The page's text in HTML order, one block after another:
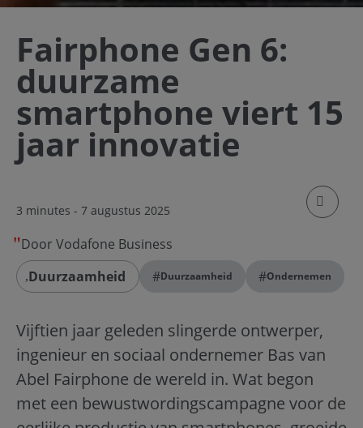
Fairphone Gen 6:
duurzame
smartphone viert 15
jaar innovatie
3 minutes - 7 augustus 2025
klik om
Door Vodafone Business
Duurzaamheid
#Duurzaamheid #Ondernemen
Vijftien jaar geleden slingerde ontwerper,
ingenieur en sociaal ondernemer Bas van
Abel Fairphone de wereld in. Wat begon
met een bewustwordingscampagne voor de